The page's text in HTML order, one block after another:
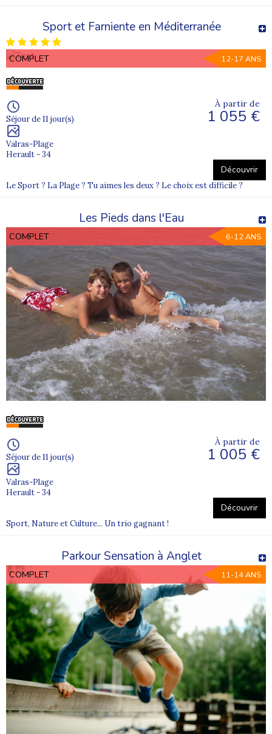
Sport et Farniente en Méditerranée
COMPLET 12-17 ANS
Séjour de 11 jour(s)
Valras-Plage
Herault - 34
À partir de
1 055 €
Découvrir
Le Sport ? La Plage ? Tu aimes les deux ? Le choix est difficile ?
Les Pieds dans l'Eau
COMPLET 6-12 ANS
Séjour de 11 jour(s)
Valras-Plage
Herault - 34
À partir de
1 005 €
Découvrir
Sport, Nature et Culture... Un trio gagnant !
Parkour Sensation à Anglet
COMPLET 11-14 ANS